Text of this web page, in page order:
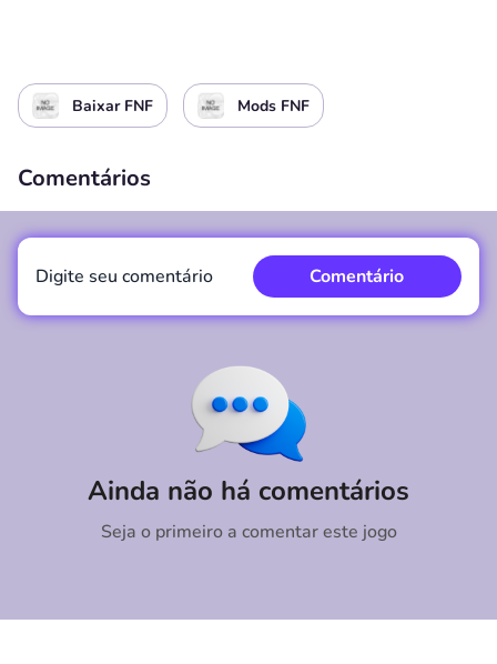
Baixar FNF Mods FNF
Comentários
Ainda não há comentários
Seja o primeiro a comentar este jogo
Digite seu comentário Comentário